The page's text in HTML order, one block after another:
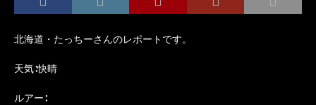
北海道・たっちーさんのレポートです。
天気∶快晴
ルアー∶